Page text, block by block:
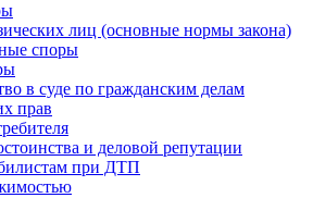
лиц (основные нормы закона)
споры
в суде по гражданским делам
прав
и деловой репутации
при ДТП